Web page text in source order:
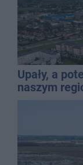
Upały, a
naszym